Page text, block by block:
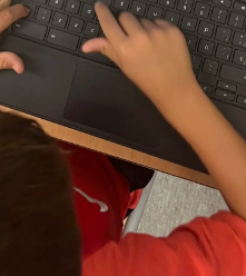
Twitter
LinkedIn